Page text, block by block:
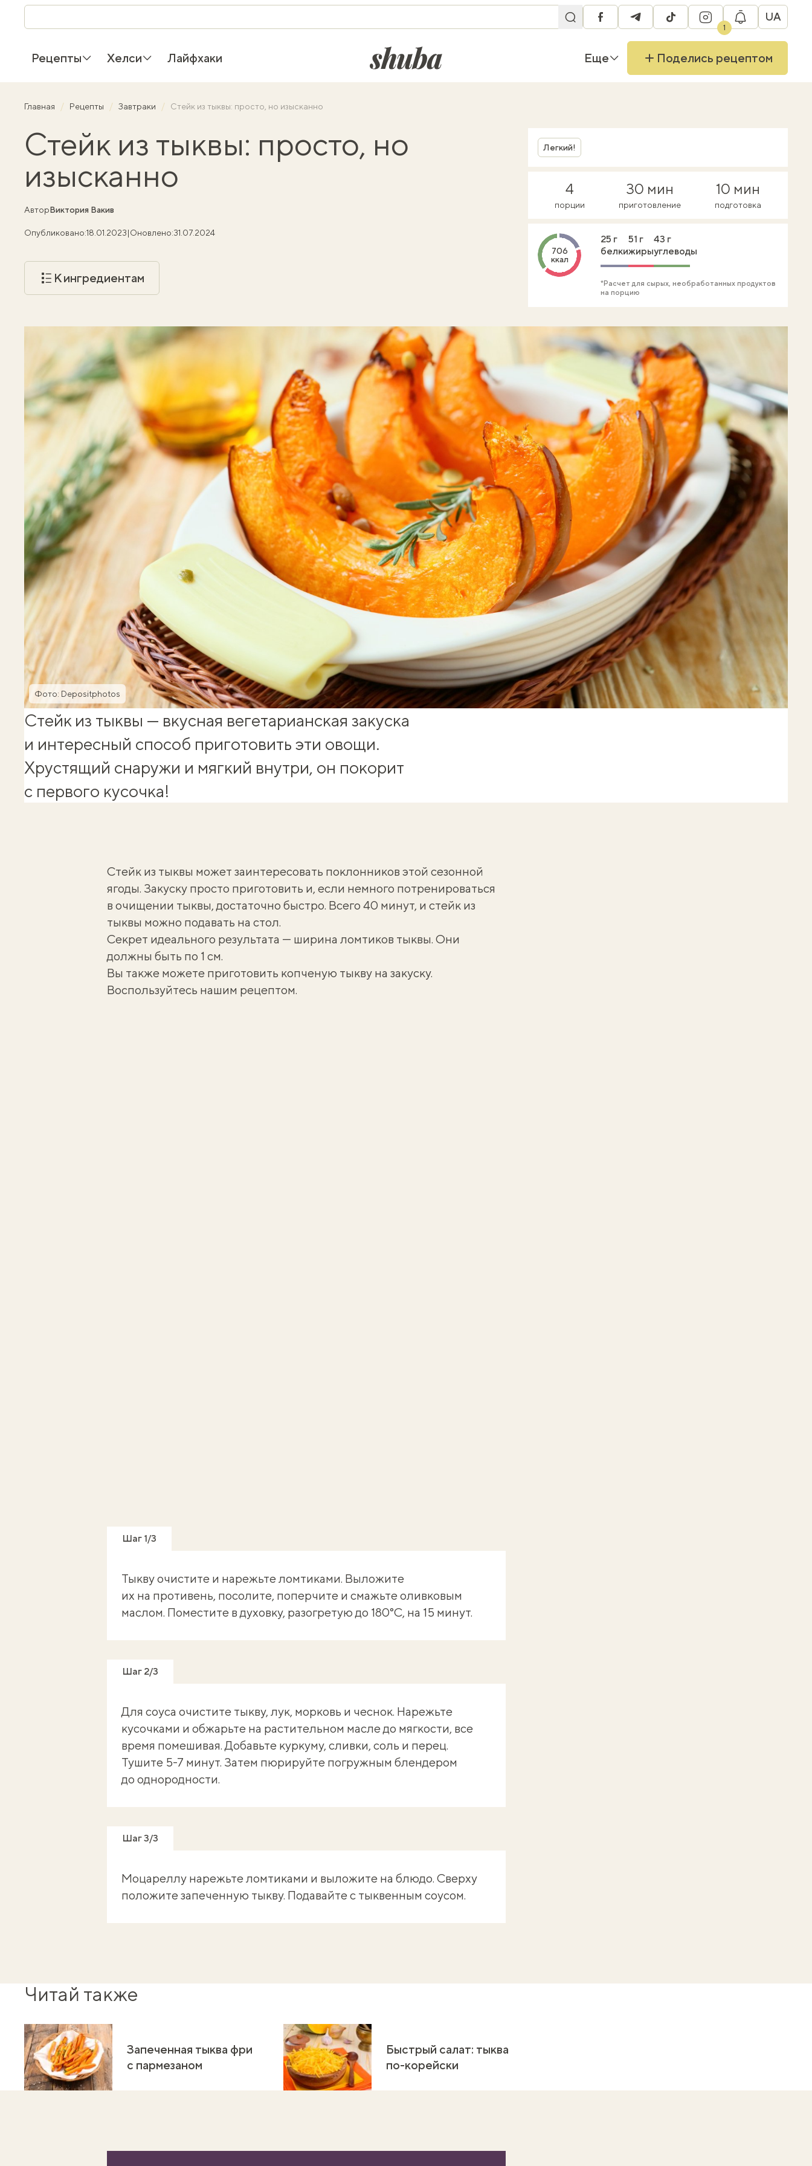
facebooktelegramtiktok instagram
1
UA
Рецепты Хелси Лайфхаки shuba.life Еще Поделись рецептом
Главная Рецепты Завтраки Стейк из тыквы: просто, но изысканно
Стейк из тыквы: просто, но
изысканно
АвторВиктория Вакив
Опубликовано:18.01.2023|Оновлено:31.07.2024
К ингредиентам
Фото: Depositphotos
Легкий!
4
порции
30 мин
приготовление
10 мин
подготовка
706
ккал
25 г
белки
51 г
жиры
43 г
углеводы
*Расчет для сырых, необработанных продуктов
на порцию
Стейк из тыквы — вкусная вегетарианская закуска
и интересный способ приготовить эти овощи.
Хрустящий снаружи и мягкий внутри, он покорит
с первого кусочка!
Стейк из тыквы может заинтересовать поклонников этой сезонной
ягоды. Закуску просто приготовить и, если немного потренироваться
в очищении тыквы, достаточно быстро. Всего 40 минут, и стейк из
тыквы можно подавать на стол.
Секрет идеального результата — ширина ломтиков тыквы. Они
должны быть по 1 см.
Вы также можете приготовить копченую тыкву на закуску.
Воспользуйтесь нашим рецептом.
Шаг 1/3
Тыкву очистите и нарежьте ломтиками. Выложите
их на противень, посолите, поперчите и смажьте оливковым
маслом. Поместите в духовку, разогретую до 180°C, на 15 минут.
Шаг 2/3
Для соуса очистите тыкву, лук, морковь и чеснок. Нарежьте
кусочками и обжарьте на растительном масле до мягкости, все
время помешивая. Добавьте куркуму, сливки, соль и перец.
Тушите 5-7 минут. Затем пюрируйте погружным блендером
до однородности.
Шаг 3/3
Моцареллу нарежьте ломтиками и выложите на блюдо. Сверху
положите запеченную тыкву. Подавайте с тыквенным соусом.
Читай также
Запеченная тыква фри
с пармезаном
Быстрый салат: тыква
по-корейски